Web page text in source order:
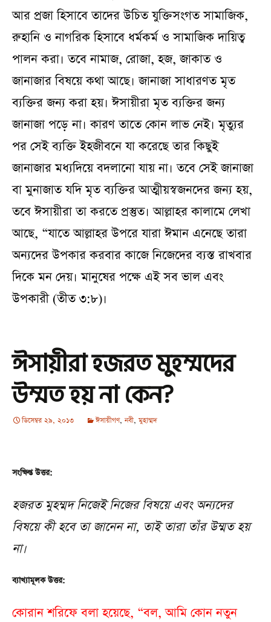
আর প্রজা হিসাবে তাদের উচিত যুক্তিসংগত সামাজিক,
রুহানি ও নাগরিক হিসাবে ধর্মকর্ম ও সামাজিক দায়িত্ব
পালন করা। তবে নামাজ, রোজা, হজ, জাকাত ও
জানাজার বিষয়ে কথা আছে। জানাজা সাধারণত মৃত
ব্যক্তির জন্য করা হয়। ঈসায়ীরা মৃত ব্যক্তির জন্য
জানাজা পড়ে না। কারণ তাতে কোন লাভ নেই। মৃত্যুর
পর সেই ব্যক্তি ইহজীবনে যা করেছে তার কিছুই
জানাজার মধ্যদিয়ে বদলানো যায় না। তবে সেই জানাজা
বা মুনাজাত যদি মৃত ব্যক্তির আত্মীয়স্বজনদের জন্য হয়,
তবে ঈসায়ীরা তা করতে প্রস্তুত। আল্লাহর কালামে লেখা
আছে, “যাতে আল্লাহর উপরে যারা ঈমান এনেছে তারা
অন্যদের উপকার করবার কাজে নিজেদের ব্যস্ত রাখবার
দিকে মন দেয়। মানুষের পক্ষে এই সব ভাল এবং
উপকারী (তীত ৩:৮)।
ঈসায়ীরা হজরত মুহম্মদের
উম্মত হয় না কেন?
ডিসেম্বর 29, 2013 ঈসায়ীগণ,নবী,মুহাম্মদ
সংক্ষিপ্ত উত্তর:
হজরত মুহম্মদ নিজেই নিজের বিষয়ে এবং অন্যদের
বিষয়ে কী হবে তা জানেন না, তাই তারা তাঁর উম্মত হয়
না।
ব্যাখ্যামূলক উত্তর:
কোরান শরিফে বলা হয়েছে, “বল, আমি কোন নতুন